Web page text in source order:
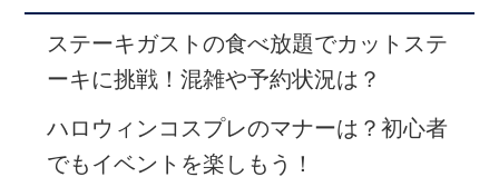
ステーキガストの食べ放題でカットステ
ーキに挑戦！混雑や予約状況は？
ハロウィンコスプレのマナーは？初心者
でもイベントを楽しもう！